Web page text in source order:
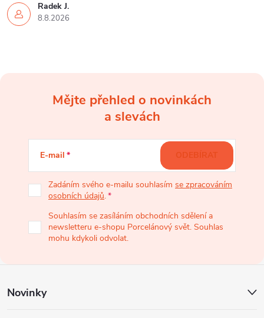
Radek J.
8.8.2026
í
Mějte přehled o novinkách
a slevách
E-mail
Zadáním svého e-mailu souhlasím se zpracováním
osobních údajů.
Souhlasím se zasíláním obchodních sdělení a
newsletteru e-shopu Porcelánový svět. Souhlas
mohu kdykoli odvolat.
ODEBÍRAT
Novinky